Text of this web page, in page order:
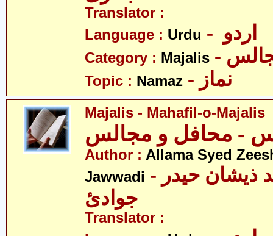
Translator :
Language : Urdu
Category : Majalis
Topic : Namaz
Majalis - Mahafil-o-Majalis
Author : Allama Syed
Jawwadi - علامہ سیّد ذیشان حیدر
جوادئ
Translator :